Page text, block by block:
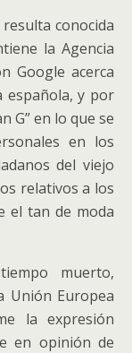
conocida
la Agencia
Google acerca
española, y por
G” en lo que se
en los
del viejo
relativos a los
el tan de moda
muerto,
Unión Europea
la expresión
en opinión de